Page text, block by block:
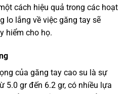
cách hiệu quả trong các hoạt
lo lắng về việc găng tay sẽ
hiểm cho họ.
của găng tay cao su là sự
5.0 gr đến 6.2 gr, có nhiều lựa